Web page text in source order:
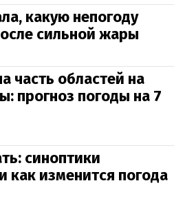
какую непогоду
сильной жары
часть областей на
прогноз погоды на 7
синоптики
как изменится погода